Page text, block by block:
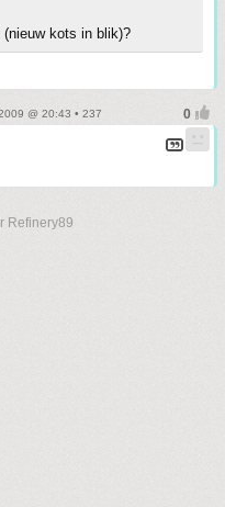
kots in blik)?
@ 20:43 • 237
Refinery89